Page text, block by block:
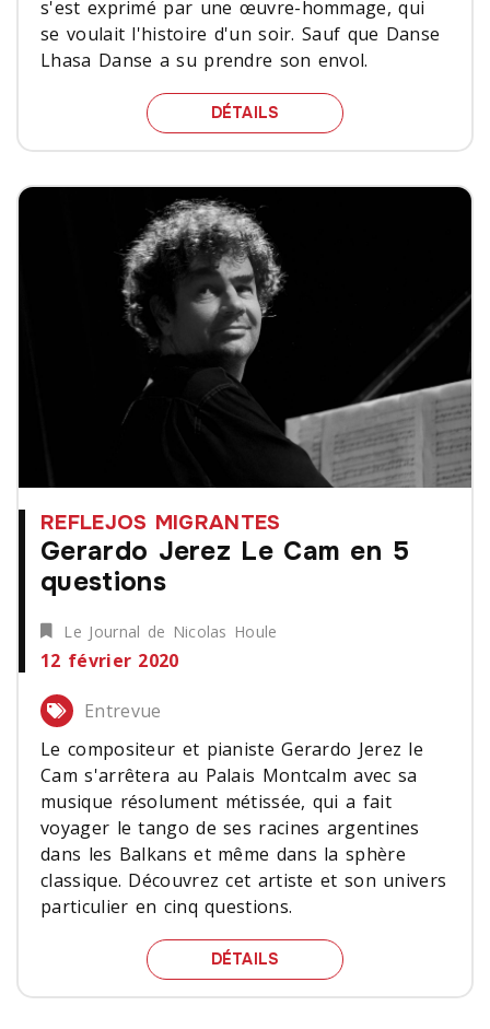
s'est exprimé par une œuvre-hommage, qui
se voulait l'histoire d'un soir. Sauf que Danse
Lhasa Danse a su prendre son envol.
DÉTAILS UN POUR TOUS, ET
REFLEJOS MIGRANTES
Gerardo Jerez Le Cam en 5
questions
Le Journal de Nicolas Houle
12 février 2020
Entrevue
Le compositeur et pianiste Gerardo Jerez le
Cam s'arrêtera au Palais Montcalm avec sa
musique résolument métissée, qui a fait
voyager le tango de ses racines argentines
dans les Balkans et même dans la sphère
classique. Découvrez cet artiste et son univers
particulier en cinq questions.
DÉTAILS GERARDO JEREZ LE